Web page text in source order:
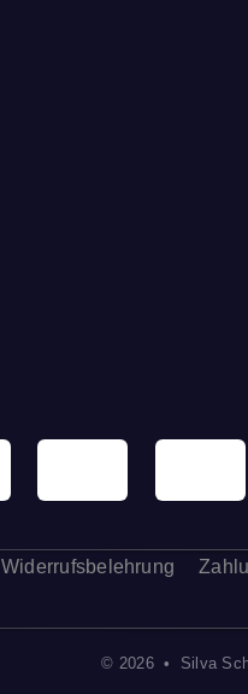
Widerrufsbelehrung
© 2026 • Silva